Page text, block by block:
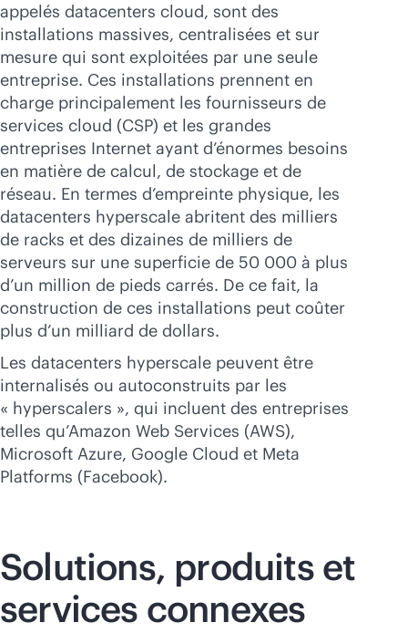
appelés datacenters cloud, sont des
installations massives, centralisées et sur
mesure qui sont exploitées par une seule
entreprise. Ces installations prennent en
charge principalement les fournisseurs de
services cloud (CSP) et les grandes
entreprises Internet ayant d’énormes besoins
en matière de calcul, de stockage et de
réseau. En termes d’empreinte physique, les
datacenters hyperscale abritent des milliers
de racks et des dizaines de milliers de
serveurs sur une superficie de 50 000 à plus
d’un million de pieds carrés. De ce fait, la
construction de ces installations peut coûter
plus d’un milliard de dollars.
Les datacenters hyperscale peuvent être
internalisés ou autoconstruits par les
« hyperscalers », qui incluent des entreprises
telles qu’Amazon Web Services (AWS),
Microsoft Azure, Google Cloud et Meta
Platforms (Facebook).
Solutions, produits et
services connexes